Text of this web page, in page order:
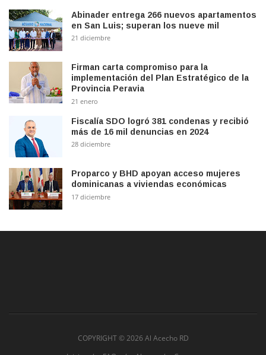
Abinader entrega 266 nuevos apartamentos
en San Luis; superan los nueve mil
21 diciembre
Firman carta compromiso para la
implementación del Plan Estratégico de la
Provincia Peravia
21 enero
Fiscalía SDO logró 381 condenas y recibió
más de 16 mil denuncias en 2024
28 diciembre
Proparco y BHD apoyan acceso mujeres
dominicanas a viviendas económicas
17 diciembre
COPYRIGHT ©2026 Al Acecho RD